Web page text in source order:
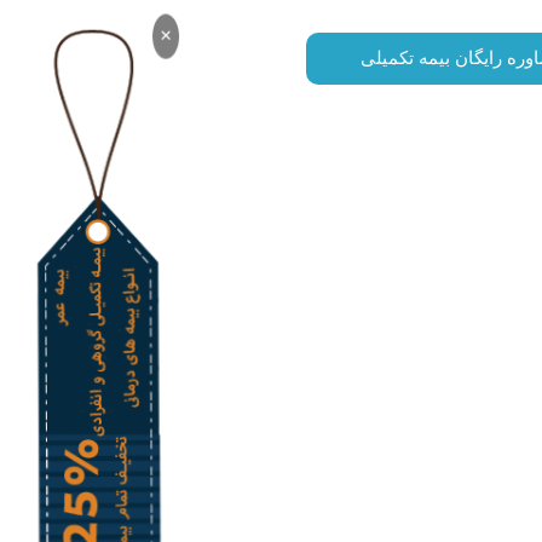
×
رایگان بیمه تکمیلی